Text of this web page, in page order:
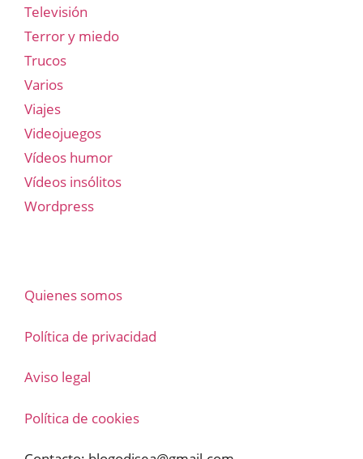
Televisión
Terror y miedo
Trucos
Varios
Viajes
Videojuegos
Vídeos humor
Vídeos insólitos
Wordpress
Quienes somos
Política de privacidad
Aviso legal
Política de cookies